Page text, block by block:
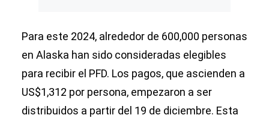
Para este 2024, alrededor de 600,000 personas
en Alaska han sido consideradas elegibles
para recibir el PFD. Los pagos, que ascienden a
US$1,312 por persona, empezaron a ser
distribuidos a partir del 19 de diciembre. Esta